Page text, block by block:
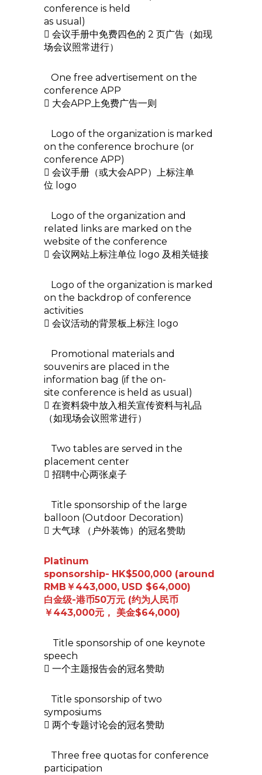
conference is held
as usual)
 会议手册中免费四色的 2 页广告（如现
场会议照常进行）
One free advertisement on the
conference APP
 大会APP上免费广告一则
Logo of the organization is marked
on the conference brochure (or
conference APP)
 会议手册（或大会APP）上标注单
位 logo
Logo of the organization and
related links are marked on the
website of the conference
 会议网站上标注单位 logo 及相关链接
Logo of the organization is marked
on the backdrop of conference
activities
 会议活动的背景板上标注 logo
Promotional materials and
souvenirs are placed in the
information bag (if the on-
site conference is held as usual)
 在资料袋中放入相关宣传资料与礼品
（如现场会议照常进行）
Two tables are served in the
placement center
 招聘中心两张桌子
Title sponsorship of the large
balloon​ (Outdoor Decoration)
 大气球 （户外装饰）的冠名赞助
Platinum
sponsorship- HK$500,000 (around
RMB￥443,000, USD $64,000)
白金级-港币50万元 (约为人民币
￥443,000元， 美金$64,000)
Title sponsorship of one keynote
speech
 一个主题报告会的冠名赞助
Title sponsorship of two
symposiums
 两个专题讨论会的冠名赞助
Three free quotas for conference
participation